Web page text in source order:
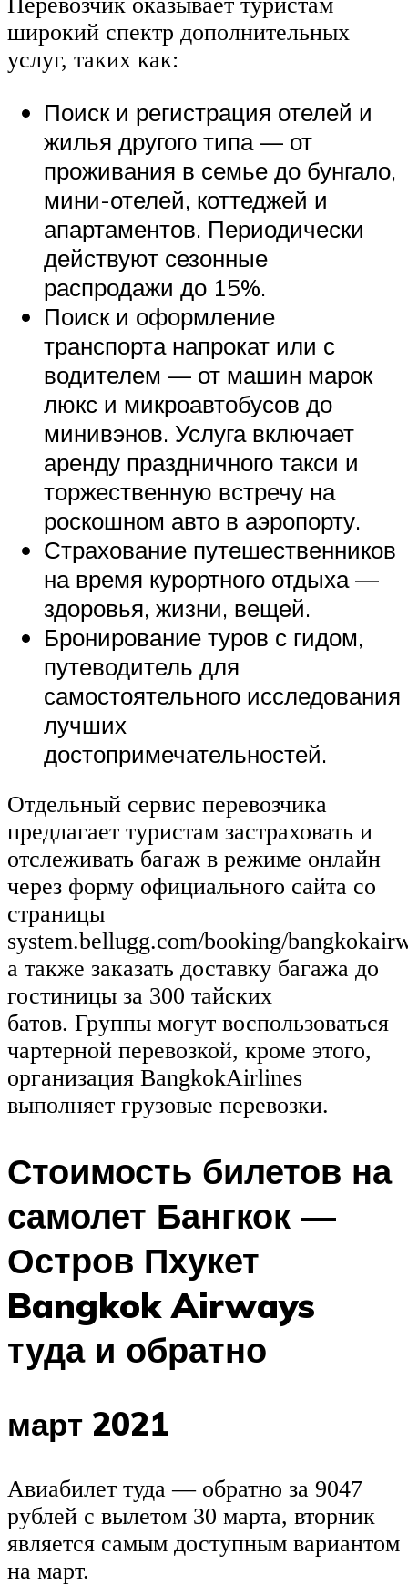
широкий спектр дополнительных
услуг, таких как:
Поиск и регистрация отелей и
жилья другого типа — от
проживания в семье до бунгало,
мини-отелей, коттеджей и
апартаментов. Периодически
действуют сезонные
распродажи до 15%.
Поиск и оформление
транспорта напрокат или с
водителем — от машин марок
люкс и микроавтобусов до
минивэнов. Услуга включает
аренду праздничного такси и
торжественную встречу на
роскошном авто в аэропорту.
Страхование путешественников
на время курортного отдыха —
здоровья, жизни, вещей.
Бронирование туров с гидом,
путеводитель для
самостоятельного исследования
лучших
достопримечательностей.
Отдельный сервис перевозчика
предлагает туристам застраховать и
отслеживать багаж в режиме онлайн
через форму официального сайта со
страницы
system.bellugg.com/booking/
а также заказать доставку багажа до
гостиницы за 300 тайских
батов. Группы могут воспользоваться
чартерной перевозкой, кроме этого,
организация BangkokAirlines
выполняет грузовые перевозки.
Стоимость билетов на
самолет Бангкок —
Остров Пхукет
Bangkok Airways
туда и обратно
март 2021
Авиабилет туда — обратно за 9047
рублей c вылетом 30 марта, вторник
является самым доступным вариантом
на март.